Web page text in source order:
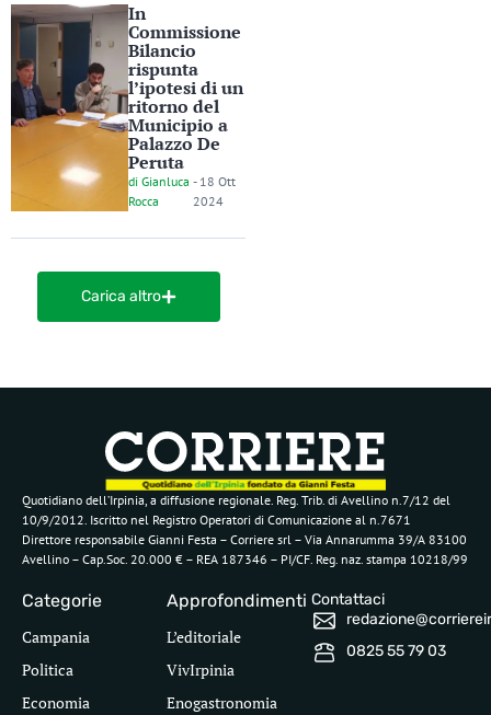
In
Commissione
Bilancio
rispunta
l’ipotesi di un
ritorno del
Municipio a
Palazzo De
Peruta
di Gianluca
Rocca
- 18 Ott
2024
Carica altro
Quotidiano dell’Irpinia, a diffusione regionale. Reg. Trib. di Avellino n.7/12 del
10/9/2012. Iscritto nel Registro Operatori di Comunicazione al n.7671
Direttore responsabile Gianni Festa – Corriere srl – Via Annarumma 39/A 83100
Avellino – Cap.Soc. 20.000 € – REA 187346 – PI/CF. Reg. naz. stampa 10218/99
Categorie
Campania
Politica
Economia
Approfondimenti
L’editoriale
VivIrpinia
Enogastronomia
Contattaci
0825 55 79 03